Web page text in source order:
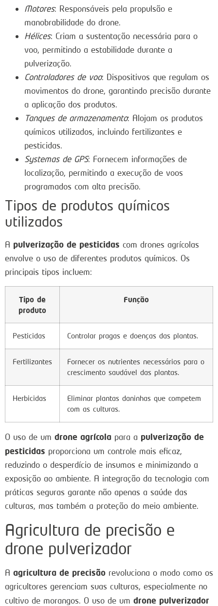
Motores: Responsáveis pela propulsão e
manobrabilidade do drone.
Hélices: Criam a sustentação necessária para o
voo, permitindo a estabilidade durante a
pulverização.
Controladores de voo: Dispositivos que regulam os
movimentos do drone, garantindo precisão durante
a aplicação dos produtos.
Tanques de armazenamento: Alojam os produtos
químicos utilizados, incluindo fertilizantes e
pesticidas.
Systemas de GPS: Fornecem informações de
localização, permitindo a execução de voos
programados com alta precisão.
Tipos de produtos químicos
utilizados
A pulverização de pesticidas com drones agrícolas
envolve o uso de diferentes produtos químicos. Os
principais tipos incluem:
Tipo de
produto
Função
Pesticidas Controlar pragas e doenças das plantas.
Fertilizantes
Fornecer os nutrientes necessários para o
crescimento saudável das plantas.
Herbicidas
Eliminar plantas daninhas que competem
com as culturas.
O uso de um drone agrícola para a pulverização de
pesticidas proporciona um controle mais eficaz,
reduzindo o desperdício de insumos e minimizando a
exposição ao ambiente. A integração da tecnologia com
práticas seguras garante não apenas a saúde das
culturas, mas também a proteção do meio ambiente.
Agricultura de precisão e
drone pulverizador
A agricultura de precisão revoluciona o modo como os
agricultores gerenciam suas culturas, especialmente no
cultivo de morangos. O uso de um drone pulverizador